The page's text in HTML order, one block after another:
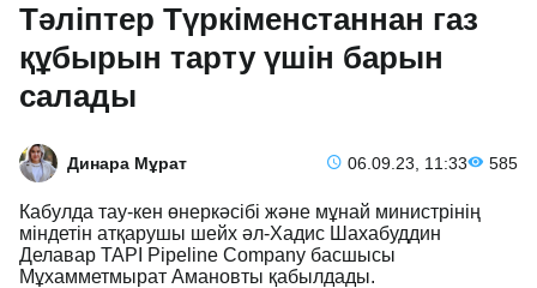
Тәліптер Түркіменстаннан газ
құбырын тарту үшін барын
салады
Динара Мұрат 06.09.23, 11:33 585
Кабулда тау-кен өнеркәсібі және мұнай министрінің
міндетін атқарушы шейх әл-Хадис Шахабуддин
Делавар TAPI Pipeline Company басшысы
Мұхамметмырат Амановты қабылдады.